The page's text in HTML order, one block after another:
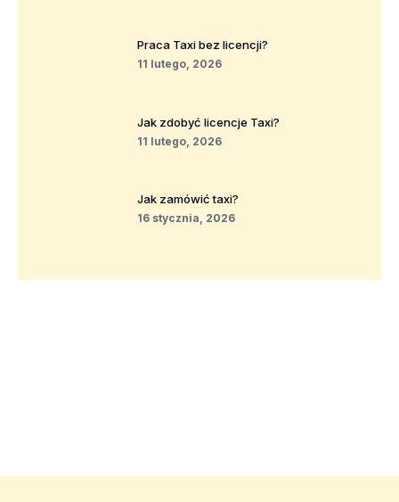
Praca Taxi bez licencji?
11 lutego, 2026
Jak zdobyć licencje Taxi?
11 lutego, 2026
Jak zamówić taxi?
16 stycznia, 2026